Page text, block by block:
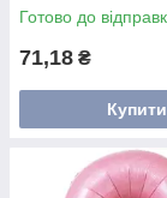
Готово до
71,18 ₴
Купити